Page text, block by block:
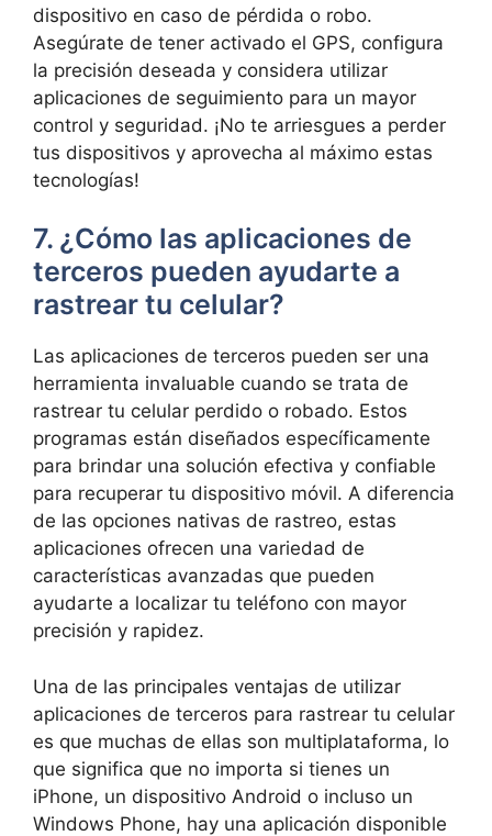
dispositivo⁢ en caso de pérdida o robo.​
Asegúrate de⁣ tener activado el GPS, configura
la precisión​ deseada y considera utilizar
aplicaciones de⁢ seguimiento para un mayor
‌control y ⁣seguridad. ¡No te⁢ arriesgues a⁤ perder
tus dispositivos y aprovecha al máximo estas
tecnologías!
7. ¿Cómo las aplicaciones ​de⁤
terceros pueden ‍ayudarte a
rastrear ⁤tu celular?
Las aplicaciones de terceros pueden ser una
herramienta invaluable cuando se trata de
rastrear tu⁤ celular perdido o robado. Estos‌
programas están​ diseñados ⁢específicamente​
para brindar⁤ una solución ​efectiva y confiable
para ⁢recuperar tu dispositivo móvil. A diferencia
de ‍las opciones ⁤nativas de rastreo, estas
aplicaciones ofrecen una variedad de
características avanzadas que⁢ pueden
ayudarte a localizar tu teléfono con mayor
precisión ⁤y rapidez.
Una de ​las principales ventajas⁤ de utilizar
aplicaciones de terceros para rastrear tu celular
es que muchas de ‌ellas son multiplataforma, lo
‍que‌ significa que‍ no importa​ si tienes un
iPhone, un dispositivo Android ⁣o incluso un
Windows Phone,‌ hay una ⁤aplicación‌ disponible